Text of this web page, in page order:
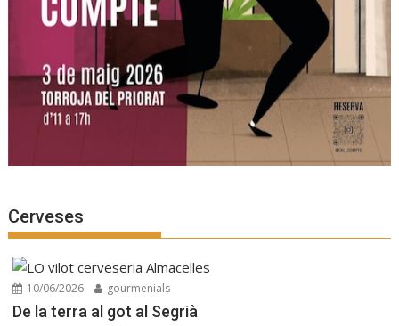
Cerveses
10/06/2026 gourmenials
De la terra al got al Segrià